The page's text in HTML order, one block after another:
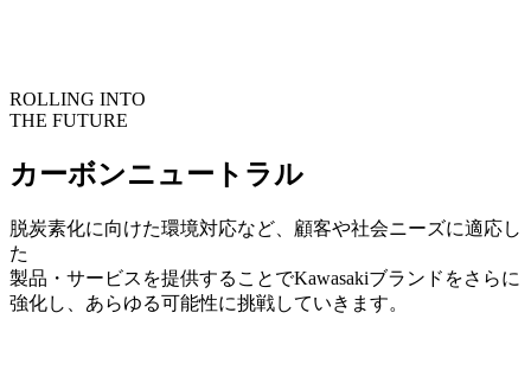
ROLLING INTO
THE FUTURE
カーボンニュートラル
脱炭素化に向けた環境対応など、顧客や社会ニーズに適応し
た
製品・サービスを提供することでKawasakiブランドをさらに
強化し、あらゆる可能性に挑戦していきます。